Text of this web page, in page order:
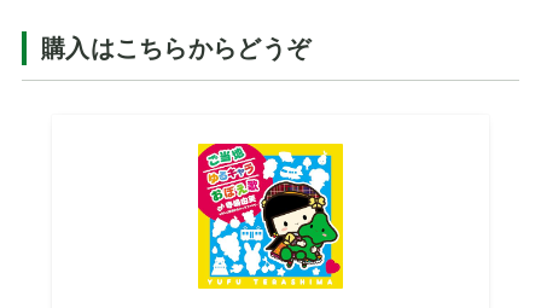
購入はこちらからどうぞ